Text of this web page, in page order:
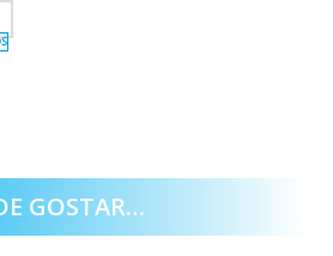
GOSTAR…